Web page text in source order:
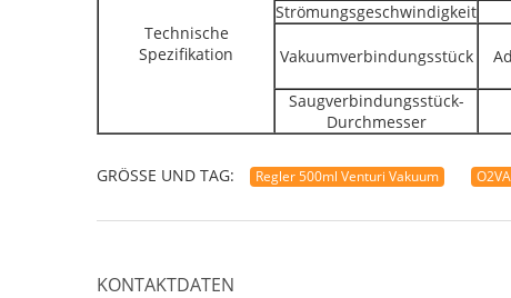
Technische
Spezifikation
Strömungsgeschwindigkeit
Vakuumverbindungsstück
Saugverbindungsstück-
Durchmesser
GRÖSSE UND TAG: Regler 500ml Venturi Vakuum
KONTAKTDATEN